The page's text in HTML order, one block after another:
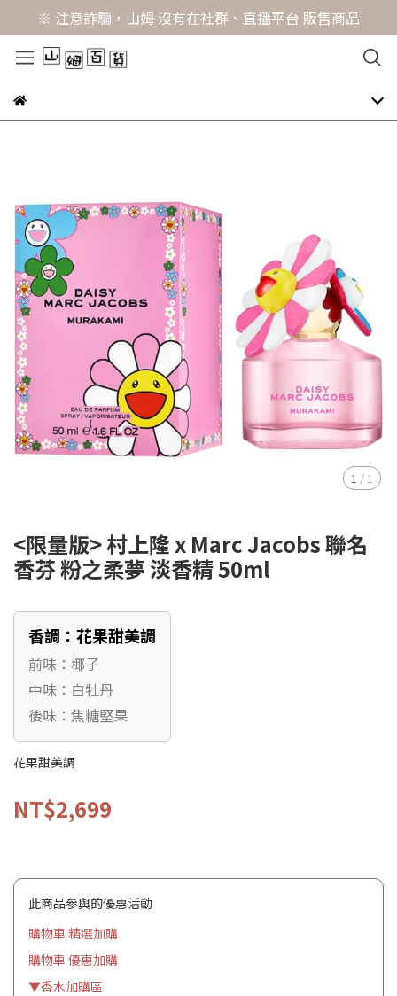
※ 注意詐騙，山姆 沒有在社群、直播平台 販售商品
1 / 1
<限量版> 村上隆 x Marc Jacobs 聯名
香芬 粉之柔夢 淡香精 50ml
香調：花果甜美調
前味：椰子
中味：白牡丹
後味：焦糖堅果
花果甜美調
NT$2,699
此商品參與的優惠活動
購物車 精選加購
購物車 優惠加購
▼香水加購區